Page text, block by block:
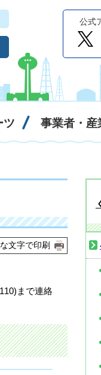
公式
ツ 事業者・産
文字で印刷
まで連絡